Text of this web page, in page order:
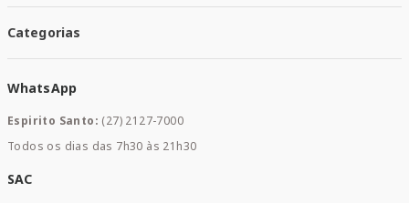
Santa Mais Serviços
Santa Mais Convenios
Meus Pedidos
Categorias
Saúde e Bem-estar
Mamães e Bebê
Dermocosméticos
WhatsApp
Espirito Santo: (27) 2127-7000
Todos os dias das 7h30 às 21h30
SAC